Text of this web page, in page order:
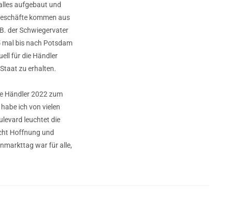
aufgebaut und
kommen aus
der Schwiegervater
mal bis nach Potsdam
für die Händler
zu erhalten.
Händler 2022 zum
ich von vielen
leuchtet die
Hoffnung und
war für alle,